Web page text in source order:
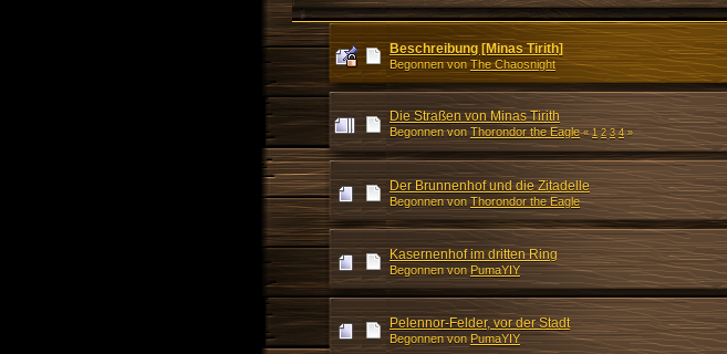
Beschreibung [Minas Tirith]
Begonnen von The Chaosnight
Die Straßen von Minas Tirith
Begonnen von Thorondor the Eagle «1 2 3 4»
Der Brunnenhof und die Zitadelle
Begonnen von Thorondor the Eagle
Kasernenhof im dritten Ring
Begonnen von PumaYIY
Pelennor-Felder, vor der Stadt
Begonnen von PumaYIY